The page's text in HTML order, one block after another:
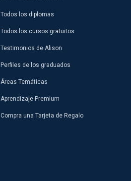
Todos los diplomas
Todos los cursos gratuitos
Testimonios de Alison
Perfiles de los graduados
Áreas Temáticas
Aprendizaje Premium
Compra una Tarjeta de Regalo